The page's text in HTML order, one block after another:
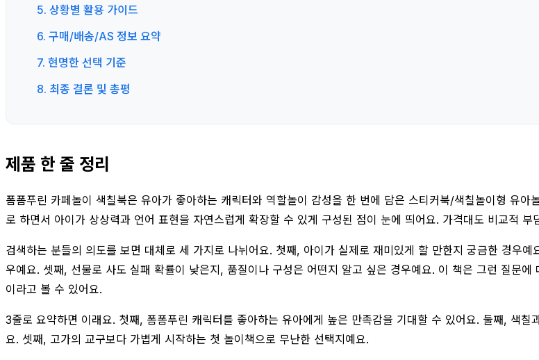
5. 상황별 활용 가이드
6. 구매/배송/AS 정보 요약
7. 현명한 선택 기준
8. 최종 결론 및 총평
제품 한 줄 정리
폼폼푸린 카페놀이 색칠북은 유아가 좋아하는 캐릭터와 역할놀이 감성을 한 번에 담은 스티커북/색칠놀이형 유
로 하면서 아이가 상상력과 언어 표현을 자연스럽게 확장할 수 있게 구성된 점이 눈에 띄어요. 가격대도 비교적
검색하는 분들의 의도를 보면 대체로 세 가지로 나뉘어요. 첫째, 아이가 실제로 재미있게 할 만한지 궁금한 경우
우예요. 셋째, 선물로 사도 실패 확률이 낮은지, 품질이나 구성은 어떤지 알고 싶은 경우예요. 이 책은 그런 질문
이라고 볼 수 있어요.
3줄로 요약하면 이래요. 첫째, 폼폼푸린 캐릭터를 좋아하는 유아에게 높은 만족감을 기대할 수 있어요. 둘째, 색
요. 셋째, 고가의 교구보다 가볍게 시작하는 첫 놀이책으로 무난한 선택지예요.